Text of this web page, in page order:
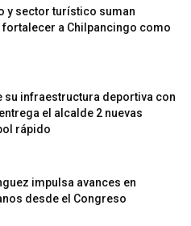
y sector turístico suman
a Chilpancingo como
su infraestructura deportiva con
el alcalde 2 nuevas
rápido
impulsa avances en
desde el Congreso